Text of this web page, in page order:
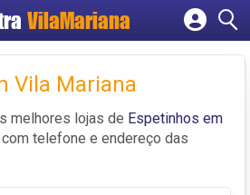
VilaMariana
Cadastrar empresa
Criar conta
Vila Mariana
melhores lojas de Espetinhos em
telefone e endereço das